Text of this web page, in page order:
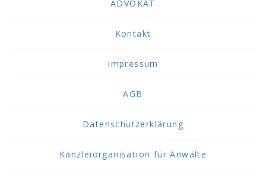
ADVOKAT
Kontakt
Impressum
AGB
Datenschutzerklärung
Kanzleiorganisation für Anwälte